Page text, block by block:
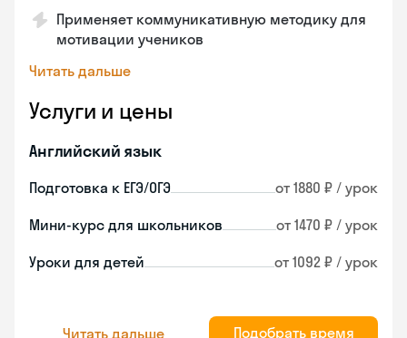
Применяет коммуникативную методику для
мотивации учеников
Читать дальше
Услуги и цены
Английский язык
Подготовка к ЕГЭ/ОГЭ от 1880 ₽ / урок
Мини-курс для школьников от 1470 ₽ / урок
Уроки для детей от 1092 ₽ / урок
Читать дальше Подобрать время